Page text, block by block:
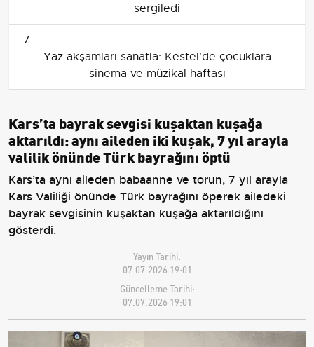
sergiledi
7
Yaz akşamları sanatla: Kestel'de çocuklara
sinema ve müzikal haftası
Kars’ta bayrak sevgisi kuşaktan kuşağa
aktarıldı: aynı aileden iki kuşak, 7 yıl arayla
valilik önünde Türk bayrağını öptü
Kars’ta aynı aileden babaanne ve torun, 7 yıl arayla
Kars Valiliği önünde Türk bayrağını öperek ailedeki
bayrak sevgisinin kuşaktan kuşağa aktarıldığını
gösterdi.
Yayın Tarihi:
07.07.2026 19:01
Güncelleme Tarihi:
07.07.2026 19:01